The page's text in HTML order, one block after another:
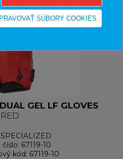
-35%
GEL LF GLOVES
RED
SPECIALIZED
číslo: 67119-10
kód: 67119-10